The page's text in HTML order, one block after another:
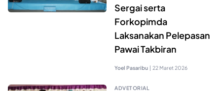
Sergai serta
Forkopimda
Laksanakan Pelepasan
Pawai Takbiran
Yoel Pasaribu | 22 Maret 2026
ADVETORIAL